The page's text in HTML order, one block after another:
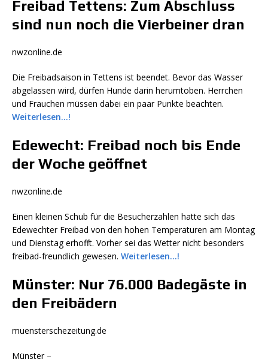
Freibad Tettens: Zum Abschluss
sind nun noch die Vierbeiner dran
nwzonline.de
Die Freibadsaison in Tettens ist beendet. Bevor das Wasser
abgelassen wird, dürfen Hunde darin herumtoben. Herrchen
und Frauchen müssen dabei ein paar Punkte beachten.
Weiterlesen…!
Edewecht: Freibad noch bis Ende
der Woche geöffnet
nwzonline.de
Einen kleinen Schub für die Besucherzahlen hatte sich das
Edewechter Freibad von den hohen Temperaturen am Montag
und Dienstag erhofft. Vorher sei das Wetter nicht besonders
freibad-freundlich gewesen. Weiterlesen…!
Münster: Nur 76.000 Badegäste in
den Freibädern
muensterschezeitung.de
Münster –